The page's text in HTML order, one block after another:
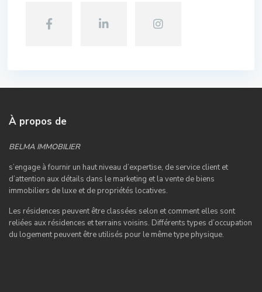
À propos de
BELMA IMMOBILIER
s’engage à fournir un haut niveau d’expertise, de service client et
d’attention aux détails dans le marketing et la vente de biens
immobiliers de luxe et de propriétés locatives.
Les résidences peuvent être classées selon et comment elles sont
reliées aux résidences et terrains voisins. Différents types d’occupation
du logement peuvent être utilisés pour le même type physique.